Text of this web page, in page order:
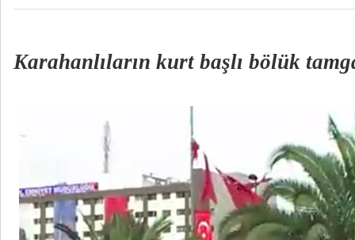
Karahanlıların kurt başlı bölük